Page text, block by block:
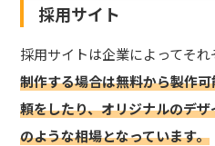
採用サイト
採用サイトは企業によってそれ
制作する場合は無料から製作可
頼をしたり、オリジナルのデ
のような相場となっています。